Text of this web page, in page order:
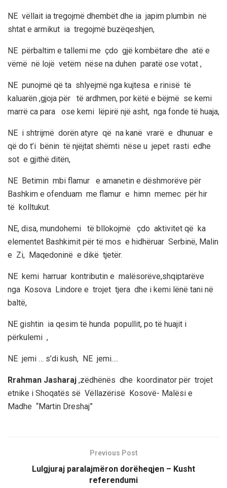
NE vëllait ia tregojmë dhembët dhe ia japim plumbin në
shtat e armikut ia tregojmë buzëqeshjen,
NE përbaltim e tallemi me çdo gjë kombëtare dhe atë e
vëmë në lojë vetëm nëse na duhen paratë ose votat ,
NE punojmë që ta shlyejmë nga kujtesa e rinisë të
kaluarën ,gjoja për të ardhmen, por këtë e bëjmë se kemi
marrë ca para ose kemi lëpirë një asht, nga fonde të huaja,
NE i shtrijmë dorën atyre që na kanë vrarë e dhunuar e
që do t’i bënin të njëjtat shëmti nëse u jepet rasti edhe
sot e gjithë ditën,
NE Betimin mbi flamur e amanetin e dëshmorëve për
Bashkim e ofenduam me flamur e himn memec për hir
të kolltukut.
NE, disa, mundohemi të bllokojmë çdo aktivitet që ka
elementet Bashkimit për të mos e hidhëruar Serbinë, Malin
e Zi, Maqedoninë e dikë tjetër.
NE kemi harruar kontributin e malësorëve,shqiptarëve
nga Kosova Lindore e trojet tjera dhe i kemi lënë tani në
baltë,
NE gishtin ia qesim të hunda popullit, po të huajit i
përkulemi ,
NE jemi … s’di kush, NE jemi….
Rrahman Jasharaj ,zëdhënës dhe koordinator për trojet
etnike i Shoqatës së Vëllazërisë Kosovë- Malësi e
Madhe “Martin Dreshaj”
Previous Post
Lulgjuraj paralajmëron dorëheqjen – Kusht
referendumi